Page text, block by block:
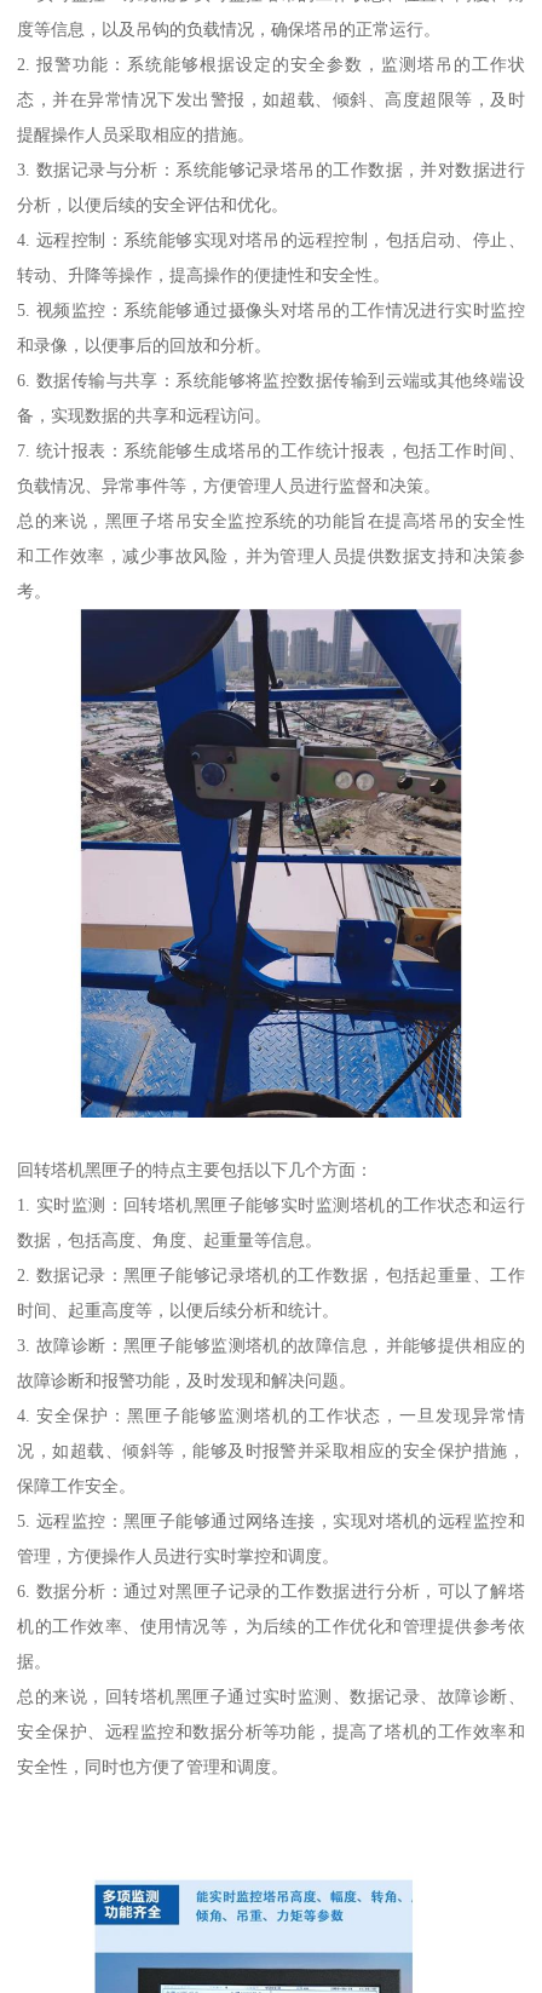
度等信息，以及吊钩的负载情况，确保塔吊的正常运行。
2. 报警功能：系统能够根据设定的安全参数，监测塔吊的工作状
态，并在异常情况下发出警报，如超载、倾斜、高度超限等，及时
提醒操作人员采取相应的措施。
3. 数据记录与分析：系统能够记录塔吊的工作数据，并对数据进行
分析，以便后续的安全评估和优化。
4. 远程控制：系统能够实现对塔吊的远程控制，包括启动、停止、
转动、升降等操作，提高操作的便捷性和安全性。
5. 视频监控：系统能够通过摄像头对塔吊的工作情况进行实时监控
和录像，以便事后的回放和分析。
6. 数据传输与共享：系统能够将监控数据传输到云端或其他终端设
备，实现数据的共享和远程访问。
7. 统计报表：系统能够生成塔吊的工作统计报表，包括工作时间、
负载情况、异常事件等，方便管理人员进行监督和决策。
总的来说，黑匣子塔吊安全监控系统的功能旨在提高塔吊的安全性
和工作效率，减少事故风险，并为管理人员提供数据支持和决策参
考。
回转塔机黑匣子的特点主要包括以下几个方面：
1. 实时监测：回转塔机黑匣子能够实时监测塔机的工作状态和运行
数据，包括高度、角度、起重量等信息。
2. 数据记录：黑匣子能够记录塔机的工作数据，包括起重量、工作
时间、起重高度等，以便后续分析和统计。
3. 故障诊断：黑匣子能够监测塔机的故障信息，并能够提供相应的
故障诊断和报警功能，及时发现和解决问题。
4. 安全保护：黑匣子能够监测塔机的工作状态，一旦发现异常情
况，如超载、倾斜等，能够及时报警并采取相应的安全保护措施，
保障工作安全。
5. 远程监控：黑匣子能够通过网络连接，实现对塔机的远程监控和
管理，方便操作人员进行实时掌控和调度。
6. 数据分析：通过对黑匣子记录的工作数据进行分析，可以了解塔
机的工作效率、使用情况等，为后续的工作优化和管理提供参考依
据。
总的来说，回转塔机黑匣子通过实时监测、数据记录、故障诊断、
安全保护、远程监控和数据分析等功能，提高了塔机的工作效率和
安全性，同时也方便了管理和调度。